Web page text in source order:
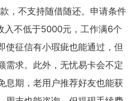
，不支持随借随还。申请条件
不低于5000元，工作满6个
使征信有小瑕疵也能通过，但
需求。此外，无忧易卡会不定
息期，老用户推荐好友也能获